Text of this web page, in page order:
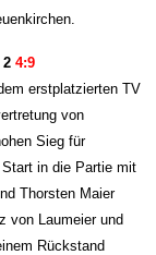
2 4:9
erstplatzierten TV
von
Sieg für
in die Partie mit
Thorsten Maier
von Laumeier und
Rückstand